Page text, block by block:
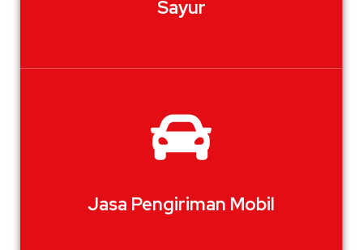
Sayur
Jasa Pengiriman Mobil